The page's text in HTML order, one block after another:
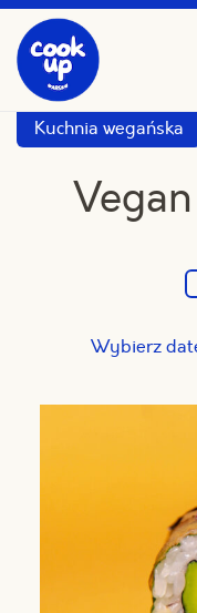
Przejdź
treści
Kuchnia wegańska
Wybierz